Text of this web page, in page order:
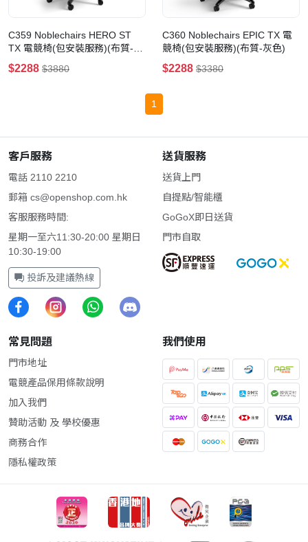
C359 Noblechairs HERO ST
TX 電競椅(包安裝服務)(布質-灰
色)
$2288 $3880
C360 Noblechairs EPIC TX 電
競椅(包安裝服務)(布質-灰色)
$2288 $3380
1
客戶服務
電話 2110 2210
郵箱 cs@openshop.com.hk
客服服務時間:
星期一至六11:30-20:00 星期日
10:30-19:00
投訴及建議熱線
送貨服務
送貨上門
自提點/智能櫃
GoGoX即日送貨
門市自取
常見問題
門市地址
電競產品保用條款說明
加入我們
贊助活動 及 學校優惠
商務合作
隱私權政策
我們使用